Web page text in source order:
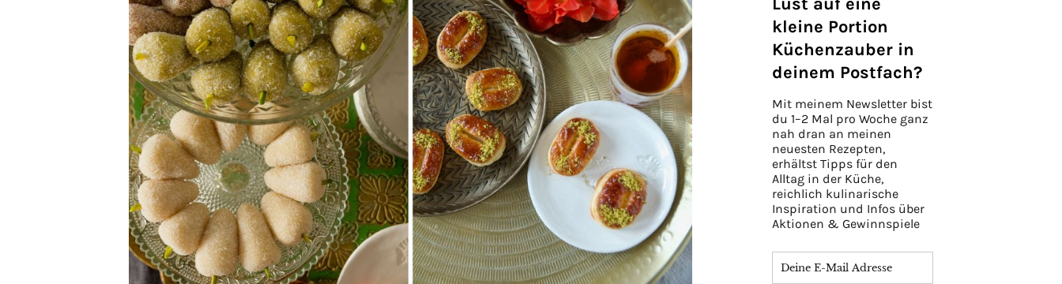
kleine Portion
Küchenzauber in
deinem Postfach?
Mit meinem Newsletter bist
du 1–2 Mal pro Woche ganz
nah dran an meinen
neuesten Rezepten,
erhältst Tipps für den
Alltag in der Küche,
reichlich kulinarische
Inspiration und Infos über
Aktionen & Gewinnspiele